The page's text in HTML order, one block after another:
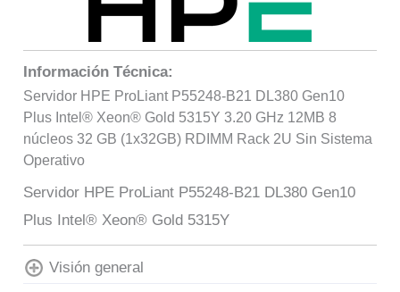
Información Técnica:
Servidor HPE ProLiant P55248-B21 DL380 Gen10
Plus Intel® Xeon® Gold 5315Y 3.20 GHz 12MB 8
núcleos 32 GB (1x32GB) RDIMM Rack 2U Sin Sistema
Operativo
Servidor HPE ProLiant P55248-B21 DL380 Gen10
Plus Intel® Xeon® Gold 5315Y
Visión general